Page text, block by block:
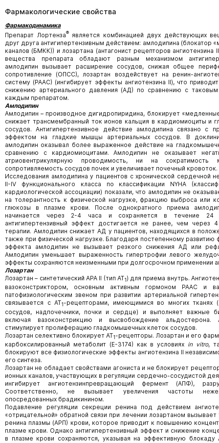
Фармакологические свойства
Фармакодинамика
Препарат Лортенза®является комбинацией двух действующих
друг друга антигипертензивным действием: амлодипина (блокатор
каналов (БМКК)) и лозартана (антагонист рецепторов
вещества препарата обладают разным механизмом
амлодипин вызывает расширение сосудов, снижая общее
сопротивление (ОПСС), лозартан воздействует на ренин-
систему (РААС) (ингибирует эффекты ангиотензина II), что
снижению артериального давления (АД) по сравнению с
каждым препаратом.
Амлодипин
Амлодипин – производное дигидропиридина, блокирует
снижает трансмембранный ток ионов кальция в кардиомиоциты и
сосудов. Антигипертензивное действие амлодипина связано с
эффектом на гладкие мышцы артериальных сосудов. В
амлодипин оказывал более выраженное действие на
сравнению с кардиомиоцитами. Амлодипин не оказывает
атриовентрикулярную проводимость, ни на сократимость
сопротивляемость сосудов почек и увеличивает почечный кровоток.
Исследования амлодипина у пациентов с хронической сердечной
II-IV функционального класса по классификации NYHA
кардиологической ассоциации) показали, что амлодипин не
на толерантность к физической нагрузке, фракцию выброса или
глюкозы в плазме крови. После однократного приема
начинается через 2-4 часа и сохраняется в течение 24
антигипертензивный эффект достигается не ранее, чем через
терапии. Амлодипин снижает АД у пациентов, находящихся в
также при физической нагрузке. Благодаря постепенному
эффекта амлодипин не вызывает резкого снижения АД или
Амлодипин уменьшает выраженность гипертрофии левого
эффекты сохраняются неизменными при долгосрочном применении
Лозартан
Лозартан – синтетический АРА II (тип АТ1) для приема внутрь.
вазоконстриктором, основным активным гормоном РААС и
патофизиологическим звеном при развитии артериальной
связывается с АТ1-рецепторами, имеющимися во многих тканях
сосудов, надпочечники, почки и сердце) и выполняет важные
включая вазоконстрикцию и высвобождение альдостерона.
стимулирует пролиферацию гладкомышечных клеток сосудов.
Лозартан селективно блокирует АТ1-рецепторы. Лозартан и его
карбоксилированный метаболит (Е-3174) как в условиях in vitro,
блокируют все физиологические эффекты ангиотензина II
его синтеза.
Лозартан не обладает свойствами агониста и не блокирует
ионных каналов, участвующих в регуляции сердечно-сосудистой
ингибирует ангиотензинпревращающий фермент (АПФ),
Соответственно, не вызывает увеличения частоты
опосредованных брадикинином.
Подавление регуляции секреции ренина под действием
«отрицательной» обратной связи при лечении лозартаном вызывает
ренина плазмы (АРП) крови, которое приводит к повышению
плазме крови. Однако антигипертензивный эффект и снижение
в плазме крови сохраняются, указывая на эффективную блокаду